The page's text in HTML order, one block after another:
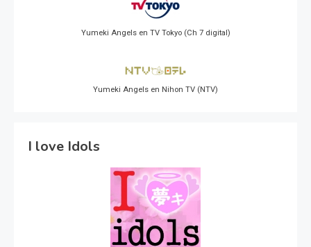
Yumeki Angels en TV Tokyo (Ch 7 digital)
Yumeki Angels en Nihon TV (NTV)
I love Idols